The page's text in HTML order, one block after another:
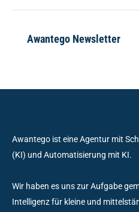
Awantego Newsletter
Awantego ist eine Agentur mit
(KI) und Automatisierung mit KI.
Wir haben es uns zur Aufgabe
Intelligenz für kleine und